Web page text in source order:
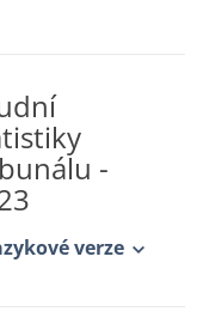
-
verze